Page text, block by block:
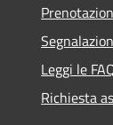
Leggi le
Richiesta